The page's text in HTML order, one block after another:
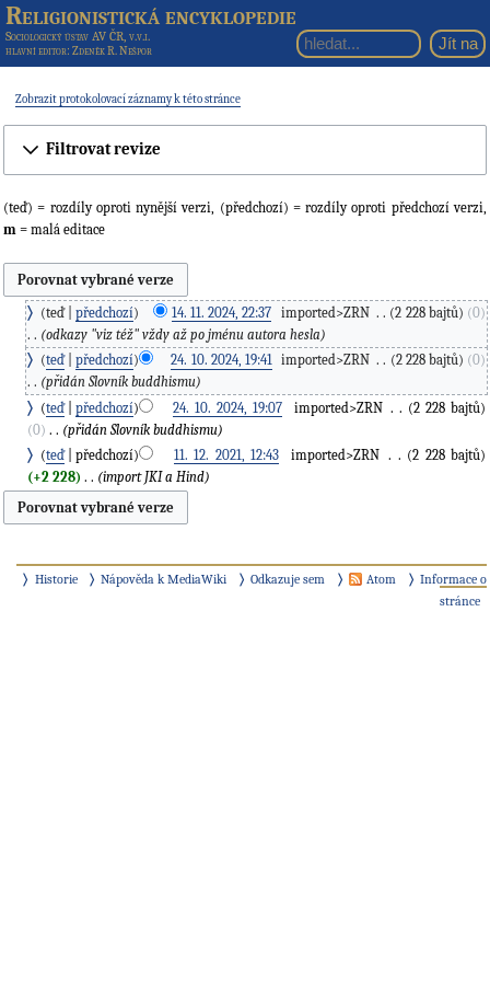
Religionistická encyklopedie
Sociologický ústav AV ČR, v.v.i.
hlavní editor: Zdeněk R. Nešpor
Zobrazit protokolovací záznamy k této stránce
Filtrovat revize
(teď) = rozdíly oproti nynější verzi, (předchozí) = rozdíly oproti předchozí verzi,
m = malá editace
teď předchozí 14. 11. 2024, 22:37 imported>ZRN 2 228 bajtů
0
odkazy "viz též" vždy až po jménu autora hesla
teď
předchozí 24. 10. 2024, 19:41‎ imported>ZRN ‎ 2 228 bajtů
0
přidán Slovník buddhismu
teď
předchozí 24. 10. 2024, 19:07 imported>ZRN ‎
2 228 bajtů
0 ‎
přidán Slovník buddhismu
teď
předchozí 11. 12. 2021, 12:43 imported>ZRN ‎
2 228 bajtů
+2 228 ‎ import JKI a Hind
Historie Nápověda k MediaWiki Odkazuje sem Atom
Informace o
stránce